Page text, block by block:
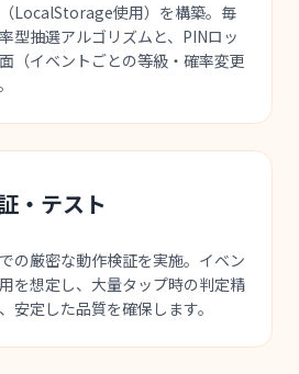
LocalStorage使用）を構築。毎
型抽選アルゴリズムと、PINロッ
（イベントごとの等級・確率変更
・テスト
の厳密な動作検証を実施。イベン
を想定し、大量タップ時の判定精
安定した品質を確保します。